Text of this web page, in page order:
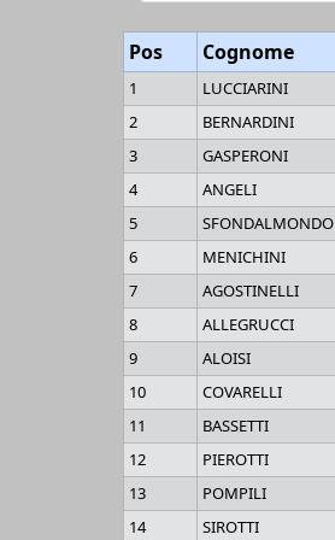
Pos Cognome
1 LUCCIARINI
2
BERNARDINI
3
GASPERONI
4
ANGELI
5
SFONDALMONDO
6
MENICHINI
7
AGOSTINELLI
8
ALLEGRUCCI
9
ALOISI
10
COVARELLI
11
BASSETTI
12
PIEROTTI
13
POMPILI
14
SIROTTI